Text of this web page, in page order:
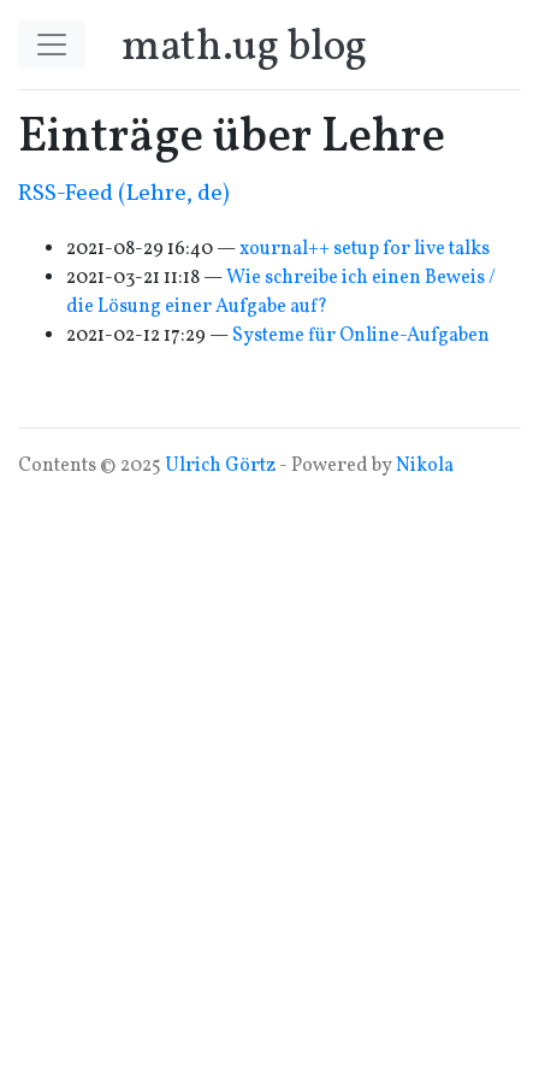
math.ug blog
Einträge über Lehre
RSS-Feed (Lehre, de)
2021-08-29 16:40
xournal++ setup for live talks
2021-03-21 11:18
Wie schreibe ich einen Beweis /
die Lösung einer Aufgabe auf?
2021-02-12 17:29
Systeme für Online-Aufgaben
Contents © 2025 Ulrich Görtz- Powered byNikola